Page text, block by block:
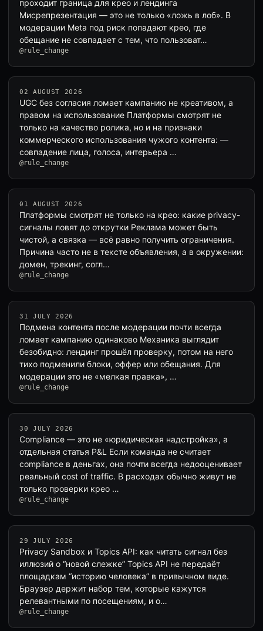
проходит граница для крео и лендинга
Мисрепрезентация — это не только «ложь в лоб». В
модерации Meta под риск попадают крео, где
обещание не совпадает с тем, что пользоват…
@rule_change
02 AUGUST 2026
UGC без согласия ломает кампанию не креативом, а
правом на использование Платформы смотрят не
только на качество ролика, но и на признаки
коммерческого использования чужого контента: —
совпадение лица, голоса, интерьера …
@rule_change
01 AUGUST 2026
Платформы смотрят не только на крео: какие privacy-
сигналы ловят до открутки Реклама может быть
чистой, а связка — всё равно получить ограничения.
Причина часто не в тексте объявления, а в окружении:
домен, трекинг, согл…
@rule_change
31 JULY 2026
Подмена контента после модерации почти всегда
ломает кампанию одинаково Механика выглядит
безобидно: лендинг прошёл проверку, потом на него
тихо подменили блоки, оффер или обещания. Для
модерации это не «мелкая правка», …
@rule_change
30 JULY 2026
Compliance — это не «юридическая надстройка», а
отдельная статья P&L Если команда не считает
compliance в деньгах, она почти всегда недооценивает
реальный cost of traffic. В расходах обычно живут не
только проверки крео …
@rule_change
29 JULY 2026
Privacy Sandbox и Topics API: как читать сигнал без
иллюзий о “новой слежке” Topics API не передаёт
площадкам “историю человека” в привычном виде.
Браузер держит набор тем, которые кажутся
релевантными по посещениям, и о…
@rule_change